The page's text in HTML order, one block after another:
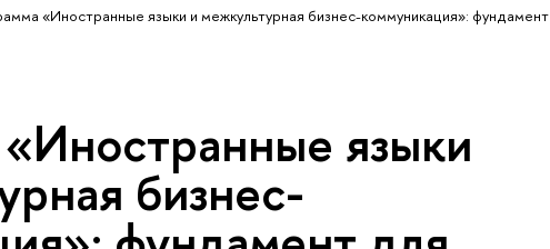
«Иностранные языки и межкультурная бизнес-коммуникация»: фундамент
языки
бизнес-